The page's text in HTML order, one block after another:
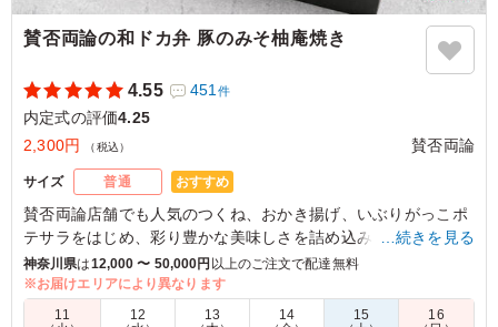
賛否両論の和ドカ弁 豚のみそ柚庵焼き
4.55 451 件
内定式の評価4.25
2,300円
（税込） 賛否両論
サイズ 普通 おすすめ
賛否両論店舗でも人気のつくね、おかき揚げ、いぶりがっこポ
テサラをはじめ、彩り豊かな美味しさを詰め込みました。
「がっつり！でもさっぱり！」みそ漬けにして、ほんのりゆず
を効かせた豚を、しっとりと焼き上げてご飯にオン！
「美味しさも重さもずっしりくるのが嬉しい！」ご飯の上にお
…続きを見る
神奈川県は12,000 〜 50,000円 以上のご注文で配達無料
※お届けエリアにより異なります
11
12
13
14
15
16